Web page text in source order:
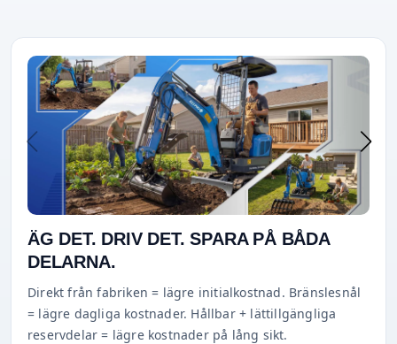
ÄG DET. DRIV DET. SPARA PÅ BÅDA
DELARNA.
Direkt från fabriken = lägre initialkostnad. Bränslesnål
= lägre dagliga kostnader. Hållbar + lättillgängliga
reservdelar = lägre kostnader på lång sikt.